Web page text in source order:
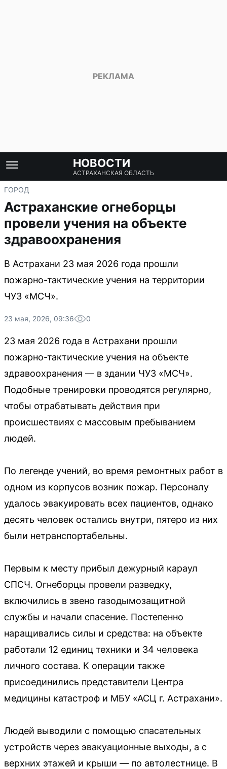
НОВОСТИ
АСТРАХАНСКАЯ ОБЛАСТЬ
ГОРОД
Астраханские огнеборцы
провели учения на объекте
здравоохранения
В Астрахани 23 мая 2026 года прошли
пожарно-тактические учения на территории
ЧУЗ «МСЧ».
23 мая, 2026, 09:36 0
23 мая 2026 года в Астрахани прошли
пожарно-тактические учения на объекте
здравоохранения — в здании ЧУЗ «МСЧ».
Подобные тренировки проводятся регулярно,
чтобы отрабатывать действия при
происшествиях с массовым пребыванием
людей.
По легенде учений, во время ремонтных работ в
одном из корпусов возник пожар. Персоналу
удалось эвакуировать всех пациентов, однако
десять человек остались внутри, пятеро из них
были нетранспортабельны.
Первым к месту прибыл дежурный караул
СПСЧ. Огнеборцы провели разведку,
включились в звено газодымозащитной
службы и начали спасение. Постепенно
наращивались силы и средства: на объекте
работали 12 единиц техники и 34 человека
личного состава. К операции также
присоединились представители Центра
медицины катастроф и МБУ «АСЦ г. Астрахани».
Людей выводили с помощью спасательных
устройств через эвакуационные выходы, а с
верхних этажей и крыши — по автолестнице. В